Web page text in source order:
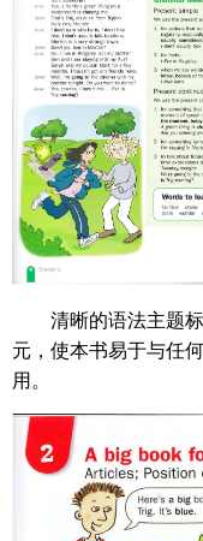
清晰的语法主题
元，使本书易于与任
用。